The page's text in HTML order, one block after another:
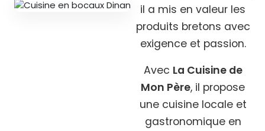
il a mis en valeur les
produits bretons avec
exigence et passion.
Avec La Cuisine de
Mon Père, il propose
une cuisine locale et
gastronomique en